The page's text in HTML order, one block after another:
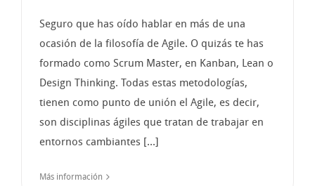
Seguro que has oído hablar en más de una
ocasión de la filosofía de Agile. O quizás te has
formado como Scrum Master, en Kanban, Lean o
Design Thinking. Todas estas metodologías,
tienen como punto de unión el Agile, es decir,
son disciplinas ágiles que tratan de trabajar en
entornos cambiantes [...]
Más información